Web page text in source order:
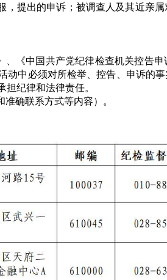
提出的申诉；被调查人及其近亲属
《中国共产党纪律检查机关控告申
动中必须对所检举、控告、申诉的
纪律和法律责任。
确联系方式等内容）。